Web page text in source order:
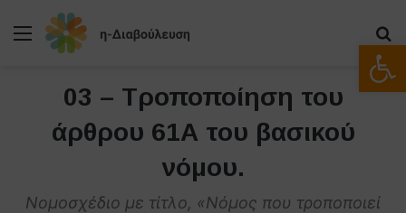
Μενού
03 – Τροποποίηση του
άρθρου 61Α του βασικού
νόμου.
Νομοσχέδιο με τίτλο, «Νόμος που τροποποιεί